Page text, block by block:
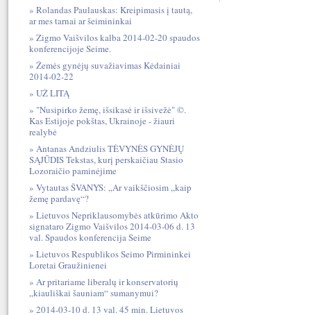
Rolandas Paulauskas: Kreipimasis į tautą,
ar mes tarnai ar šeimininkai
Zigmo Vaišvilos kalba 2014-02-20 spaudos
konferencijoje Seime.
Žemės gynėjų suvažiavimas Kėdainiai
2014-02-22
UŽ LITĄ
"Nusipirko žemę, išsikasė ir išsivežė" ©.
Kas Estijoje pokštas, Ukrainoje - žiauri
realybė
Antanas Andziulis TĖVYNĖS GYNĖJŲ
SĄJŪDIS Tekstas, kurį perskaičiau Stasio
Lozoraičio paminėjime
Vytautas ŠVANYS: „Ar vaikščiosim „kaip
žemę pardavę“?
Lietuvos Nepriklausomybės atkūrimo Akto
signataro Zigmo Vaišvilos 2014-03-06 d. 13
val. Spaudos konferencija Seime
Lietuvos Respublikos Seimo Pirmininkei
Loretai Graužinienei
Ar pritariame liberalų ir konservatorių
„kiauliškai šauniam“ sumanymui?
2014-03-10 d. 13 val. 45 min. Lietuvos